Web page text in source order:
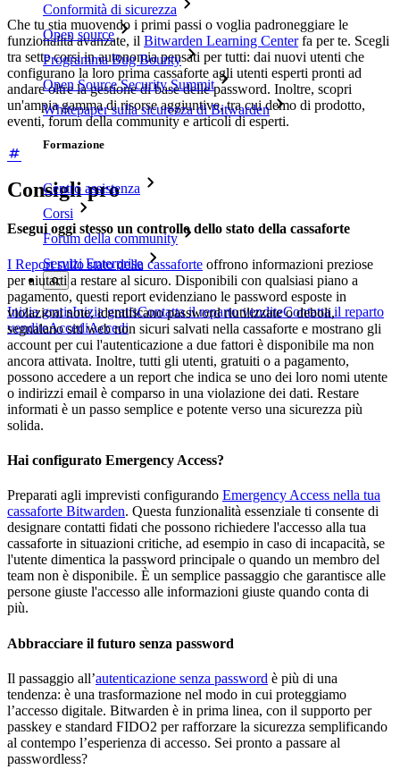
Conformità di sicurezza
Open source
Programma Bug Bounty
Open Source Security Summit
Whitepaper sulla sicurezza di Bitwarden
Formazione
Centro assistenza
Corsi
Forum della community
Servizi Enterprise
Inizia gratisInizia gratisContatta il reparto venditeContatta il reparto
venditeAccediAccedi
Che tu stia muovendo i primi passi o voglia padroneggiare le
funzionalità avanzate, il Bitwarden Learning Centerfa per te. Scegli
tra sette corsi in autonomia pensati per tutti: dai nuovi utenti che
configurano la loro prima cassaforte agli utenti esperti pronti ad
andare oltre la gestione di base delle password. Inoltre, scopri
un'ampia gamma di risorse aggiuntive, tra cui demo di prodotto,
eventi, forum della community e articoli di esperti.
Consigli pro
Esegui oggi stesso un controllo dello stato della cassaforte
I Report sullo stato della cassaforte offrono informazioni preziose
per aiutarti a restare al sicuro. Disponibili con qualsiasi piano a
pagamento, questi report evidenziano le password esposte in
violazioni note, identificano password riutilizzate o deboli,
segnalano siti web non sicuri salvati nella cassaforte e mostrano gli
account per cui l'autenticazione a due fattori è disponibile ma non
ancora attivata. Inoltre, tutti gli utenti, gratuiti o a pagamento,
possono accedere a un report che indica se uno dei loro nomi utente
o indirizzi email è comparso in una violazione dei dati. Restare
informati è un passo semplice e potente verso una sicurezza più
solida.
Hai configurato Emergency Access?
Preparati agli imprevisti configurando Emergency Access nella tua
cassaforte Bitwarden. Questa funzionalità essenziale ti consente di
designare contatti fidati che possono richiedere l'accesso alla tua
cassaforte in situazioni critiche, ad esempio in caso di incapacità, se
l'utente dimentica la password principale o quando un membro del
team non è disponibile. È un semplice passaggio che garantisce alle
persone giuste l'accesso alle informazioni giuste quando conta di
più.
Abbracciare il futuro senza password
Il passaggio all’autenticazione senza password è più di una
tendenza: è una trasformazione nel modo in cui proteggiamo
l’accesso digitale. Bitwarden è in prima linea, con il supporto per
passkey e standard FIDO2 per rafforzare la sicurezza semplificando
al contempo l’esperienza di accesso. Sei pronto a passare al
passwordless?